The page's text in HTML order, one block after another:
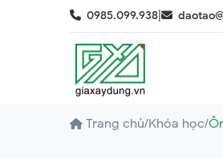
0985.099.938
Trang chủ/Khóa học/